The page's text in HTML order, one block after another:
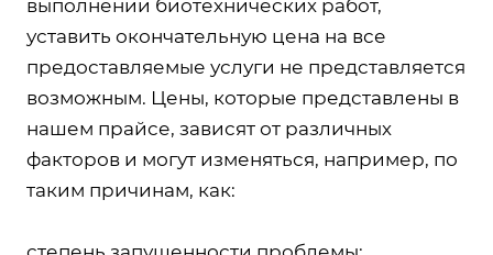
выполнении биотехнических работ,
уставить окончательную цена на все
предоставляемые услуги не представляется
возможным. Цены, которые представлены в
нашем прайсе, зависят от различных
факторов и могут изменяться, например, по
таким причинам, как: